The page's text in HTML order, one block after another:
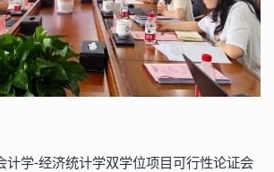
计学-经济统计学双学位项目可行性论证会